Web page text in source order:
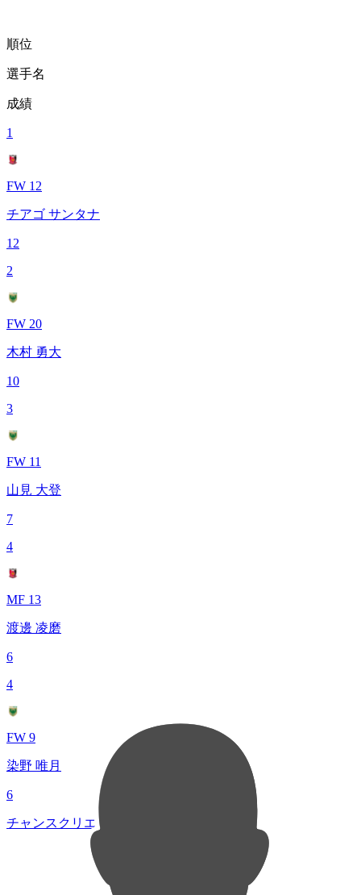
順位
選手名
成績
1
FW 12
チアゴ サンタナ
12
2
FW 20
木村 勇大
10
3
FW 11
山見 大登
7
4
MF 13
渡邊 凌磨
6
4
FW 9
染野 唯月
6
チャンスクリエイト総数